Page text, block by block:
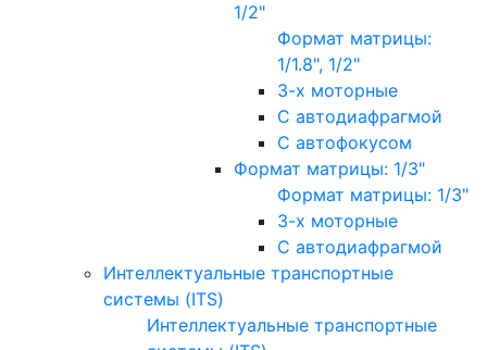
1/2"
Формат матрицы:
1/1.8", 1/2"
3-х моторные
С автодиафрагмой
С автофокусом
Формат матрицы: 1/3"
Формат матрицы: 1/3"
3-х моторные
С автодиафрагмой
Интеллектуальные транспортные
системы (ITS)
Интеллектуальные транспортные